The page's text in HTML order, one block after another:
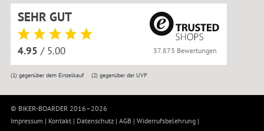
SEHR GUT
4.95 / 5.00 37.873 Bewertungen
(1)gegenüber dem Einzelkauf (2) gegenüber der UVP
© BIKER-BOARDER 2016–2026
Impressum | Kontakt | Datenschutz | AGB | Widerrufsbelehrung |